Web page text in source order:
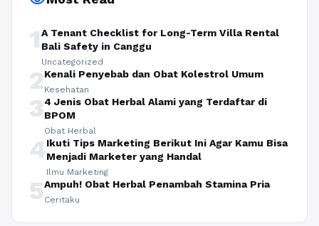
1A Tenant Checklist for Long-Term Villa Rental
Bali Safety in Canggu
Uncategorized
2Kenali Penyebab dan Obat Kolestrol Umum
Kesehatan
34 Jenis Obat Herbal Alami yang Terdaftar di
BPOM
Obat Herbal
4Ikuti Tips Marketing Berikut Ini Agar Kamu Bisa
Menjadi Marketer yang Handal
Ilmu Marketing
5Ampuh! Obat Herbal Penambah Stamina Pria
Ceritaku